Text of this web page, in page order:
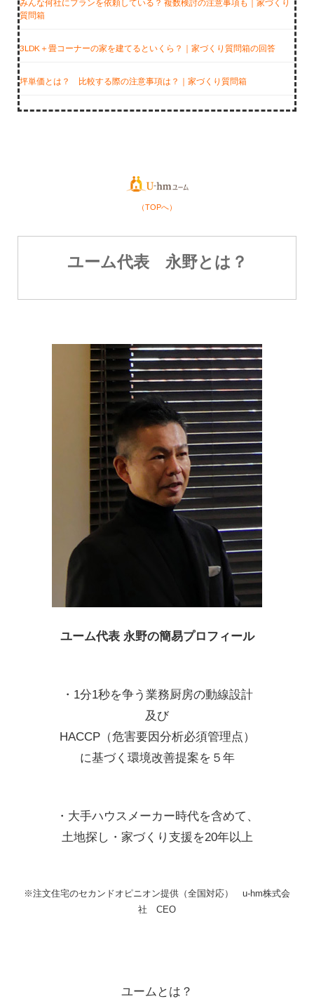
みんな何社にプランを依頼している？ 複数検討の注意事項も｜家づくり
質問箱
3LDK＋畳コーナーの家を建てるといくら？｜家づくり質問箱の回答
坪単価とは？ 比較する際の注意事項は？｜家づくり質問箱
（TOPへ）
ユーム代表 永野とは？
ユーム代表 永野の簡易プロフィール
・1分1秒を争う業務厨房の動線設計
及び
HACCP（危害要因分析必須管理点）
に基づく環境改善提案を５年
・大手ハウスメーカー時代を含めて、
土地探し・家づくり支援を20年以上
※注文住宅のセカンドオピニオン提供（全国対応） u-hm株式会
社 CEO
ユームとは？